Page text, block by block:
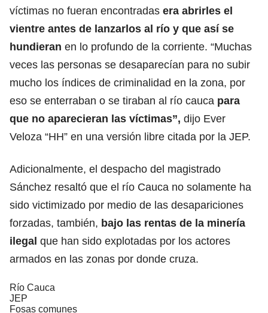
víctimas no fueran encontradas era abrirles el
vientre antes de lanzarlos al río y que así se
hundieran en lo profundo de la corriente. “Muchas
veces las personas se desaparecían para no subir
mucho los índices de criminalidad en la zona, por
eso se enterraban o se tiraban al río cauca para
que no aparecieran las víctimas”, dijo Ever
Veloza “HH” en una versión libre citada por la JEP.
Adicionalmente, el despacho del magistrado
Sánchez resaltó que el río Cauca no solamente ha
sido victimizado por medio de las desapariciones
forzadas, también, bajo las rentas de la minería
ilegal que han sido explotadas por los actores
armados en las zonas por donde cruza.
Río Cauca
JEP
Fosas comunes